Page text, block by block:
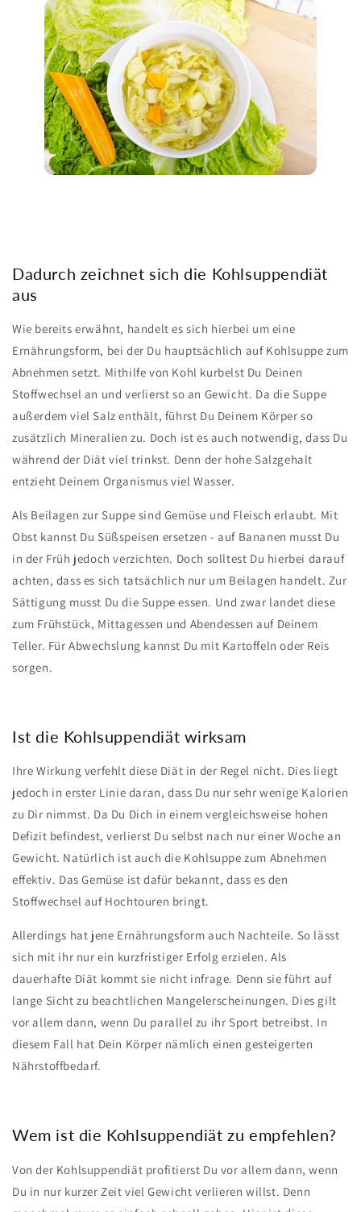
Dadurch zeichnet sich die Kohlsuppendiät
aus
Wie bereits erwähnt, handelt es sich hierbei um eine
Ernährungsform, bei der Du hauptsächlich auf Kohlsuppe zum
Abnehmen setzt. Mithilfe von Kohl kurbelst Du Deinen
Stoffwechsel an und verlierst so an Gewicht. Da die Suppe
außerdem viel Salz enthält, führst Du Deinem Körper so
zusätzlich Mineralien zu. Doch ist es auch notwendig, dass Du
während der Diät viel trinkst. Denn der hohe Salzgehalt
entzieht Deinem Organismus viel Wasser.
Als Beilagen zur Suppe sind Gemüse und Fleisch erlaubt. Mit
Obst kannst Du Süßspeisen ersetzen - auf Bananen musst Du
in der Früh jedoch verzichten. Doch solltest Du hierbei darauf
achten, dass es sich tatsächlich nur um Beilagen handelt. Zur
Sättigung musst Du die Suppe essen. Und zwar landet diese
zum Frühstück, Mittagessen und Abendessen auf Deinem
Teller. Für Abwechslung kannst Du mit Kartoffeln oder Reis
sorgen.
Ist die Kohlsuppendiät wirksam
Ihre Wirkung verfehlt diese Diät in der Regel nicht. Dies liegt
jedoch in erster Linie daran, dass Du nur sehr wenige Kalorien
zu Dir nimmst. Da Du Dich in einem vergleichsweise hohen
Defizit befindest, verlierst Du selbst nach nur einer Woche an
Gewicht. Natürlich ist auch die Kohlsuppe zum Abnehmen
effektiv. Das Gemüse ist dafür bekannt, dass es den
Stoffwechsel auf Hochtouren bringt.
Allerdings hat jene Ernährungsform auch Nachteile. So lässt
sich mit ihr nur ein kurzfristiger Erfolg erzielen. Als
dauerhafte Diät kommt sie nicht infrage. Denn sie führt auf
lange Sicht zu beachtlichen Mangelerscheinungen. Dies gilt
vor allem dann, wenn Du parallel zu ihr Sport betreibst. In
diesem Fall hat Dein Körper nämlich einen gesteigerten
Nährstoffbedarf.
Wem ist die Kohlsuppendiät zu empfehlen?
Von der Kohlsuppendiät profitierst Du vor allem dann, wenn
Du in nur kurzer Zeit viel Gewicht verlieren willst. Denn